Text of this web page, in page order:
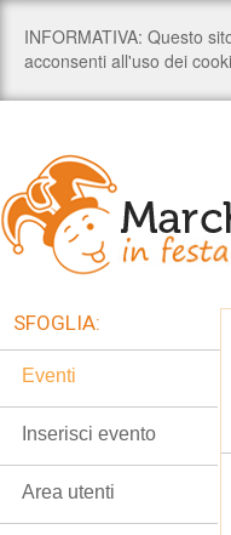
SFOGLIA:
Eventi
Inserisci evento
Area utenti